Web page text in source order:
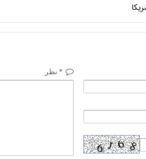
* نظر